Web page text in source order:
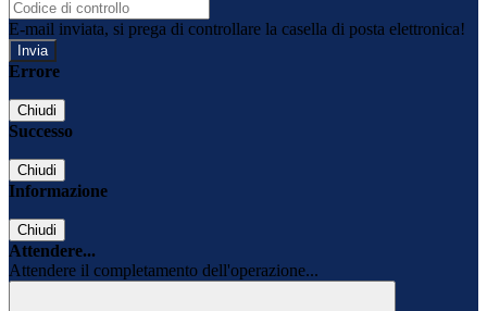
E-mail inviata, si prega di controllare la casella di posta elettronica!
Errore
Chiudi
Successo
Chiudi
Informazione
Chiudi
Attendere...
Attendere il completamento dell'operazione...